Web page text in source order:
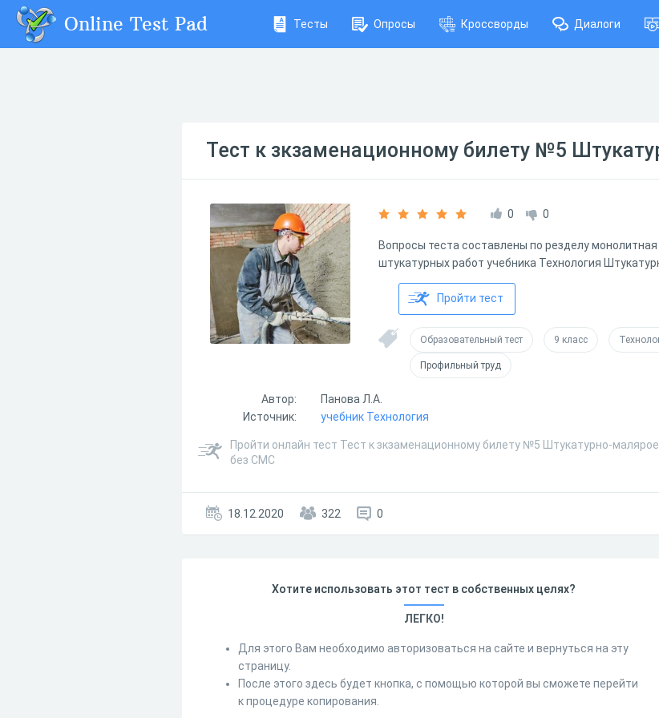
Online Test Pad Тесты Опросы Кроссворды Диалоги
Тест к зкзаменационному билету №5
0 0
Вопросы теста составлены по резделу
штукатурных работ учебника Технология
Пройти тест
Образовательный тест 9 класс
Профильный труд
Автор:
Панова Л.А.
Источник:
учебник Технология
Пройти онлайн тест Тест к зкзаменационному билету №5 Штукатурно-
без СМС
18.12.2020 322 0
Хотите использовать этот тест в собственных целях?
ЛЕГКО!
Для этого Вам необходимо авторизоваться на сайте и вернуться на эту
страницу.
После этого здесь будет кнопка, с помощью которой вы сможете перейти
к процедуре копирования.